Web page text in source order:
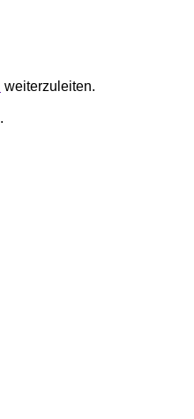
weiterzuleiten.
.